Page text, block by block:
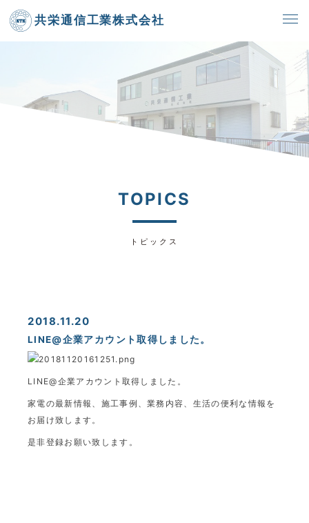
共栄通信工業株式会社
TOPICS
トピックス
2018.11.20
LINE@企業アカウント取得しました。
LINE@企業アカウント取得しました。
家電の最新情報、施工事例、業務内容、生活の便利な情報を
お届け致します。
是非登録お願い致します。